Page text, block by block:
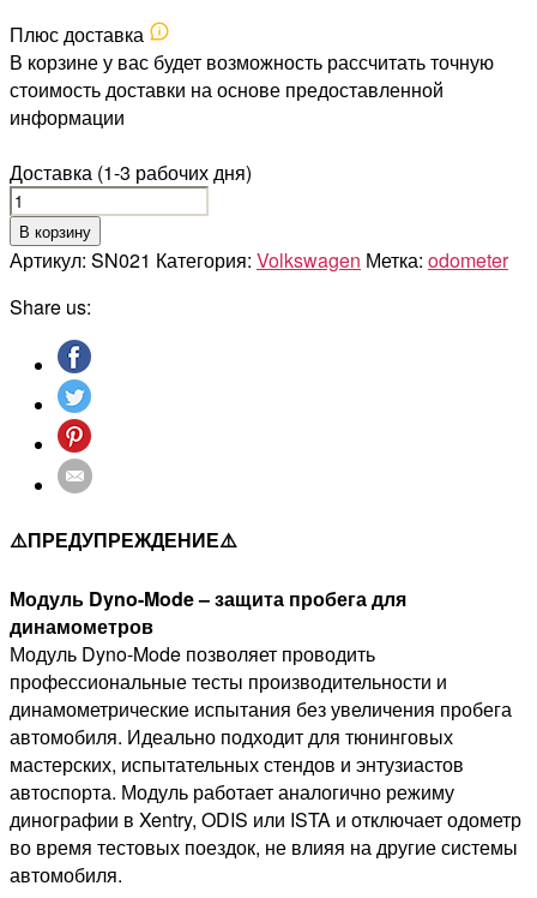
Плюс доставка
В корзине у вас будет возможность рассчитать точную
стоимость доставки на основе предоставленной
информации
Доставка (1-3 рабочих дня)
Количество
товара
VOLKSWAGEN
В корзину
Артикул: SN021 Категория: Volkswagen Метка: odometer
Share us:
⚠️ПРЕДУПРЕЖДЕНИЕ⚠️
Модуль Dyno-Mode – защита пробега для
динамометров
Модуль Dyno-Mode позволяет проводить
профессиональные тесты производительности и
динамометрические испытания без увеличения пробега
автомобиля. Идеально подходит для тюнинговых
мастерских, испытательных стендов и энтузиастов
автоспорта. Модуль работает аналогично режиму
динографии в Xentry, ODIS или ISTA и отключает одометр
во время тестовых поездок, не влияя на другие системы
автомобиля.